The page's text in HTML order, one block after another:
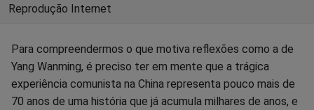
Reprodução Internet
Para compreendermos o que motiva reflexões como a de
Yang Wanming, é preciso ter em mente que a trágica
experiência comunista na China representa pouco mais de
70 anos de uma história que já acumula milhares de anos, e